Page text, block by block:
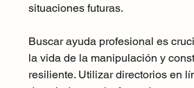
situaciones futuras.
Buscar ayuda profesional es
la vida de la manipulación y
resiliente. Utilizar directorios en